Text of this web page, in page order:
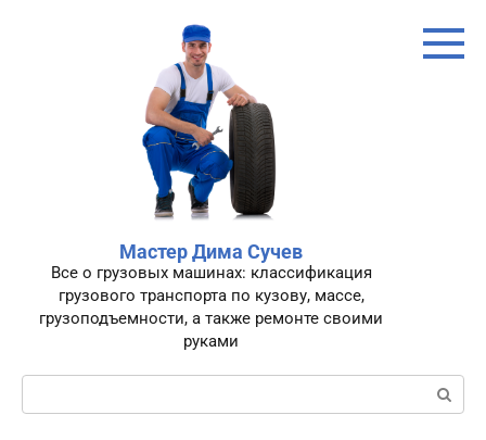
Мастер Дима Сучев
Все о грузовых машинах: классификация
грузового транспорта по кузову, массе,
грузоподъемности, а также ремонте своими
руками
Поиск: